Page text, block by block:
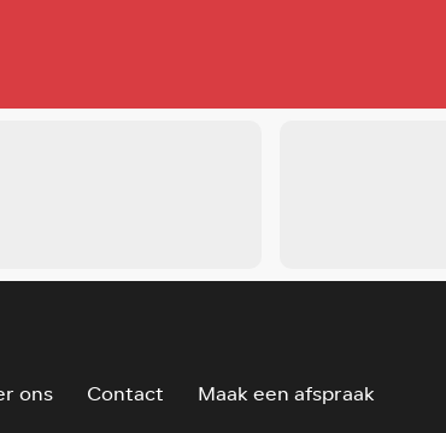
ons Contact Maak een afspraak